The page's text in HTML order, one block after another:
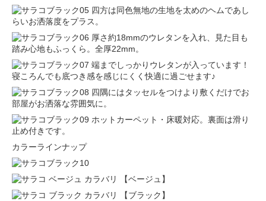
四方は同色無地の生地を太めのヘムであし
らいお洒落度をプラス。
厚さ約18mmのウレタンを入れ、見た目も
踏み心地もふっくら。全厚22mm。
端までしっかりウレタンが入っています！
寝ころんでも底つき感を感じにくく快適に過ごせます♪
四隅にはタッセルをつけより敷くだけでお
部屋がお洒落な雰囲気に。
ホットカーペット・床暖対応。裏面は滑り
止め付きです。
カラーラインナップ
【ベージュ】
【ブラック】